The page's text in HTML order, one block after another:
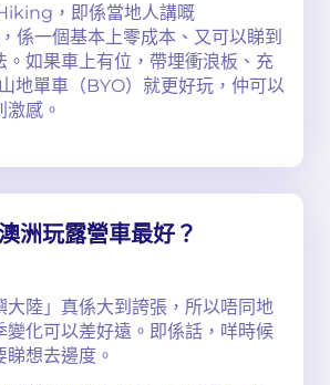
，即係當地人講嘅
一個基本上零成本、又可以睇到
。如果車上有位，帶埋衝浪板、充
地單車（BYO）就更好玩，仲可以
感。
洲玩露營車最好？
大陸」真係大到誇張，所以唔同地
變化可以差好遠。即係話，咩時候
想去邊度。